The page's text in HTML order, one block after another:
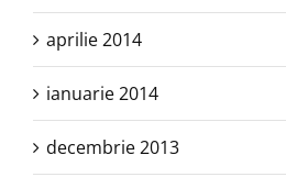
aprilie 2014
ianuarie 2014
decembrie 2013